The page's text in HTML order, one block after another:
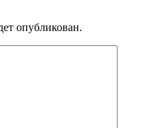
опубликован.